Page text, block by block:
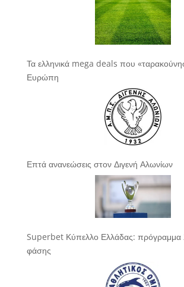
Τα ελληνικά mega deals που
Ευρώπη
Επτά ανανεώσεις στον Διγενή Αλωνίων
Superbet Κύπελλο Ελλάδας: πρόγραμμα
φάσης